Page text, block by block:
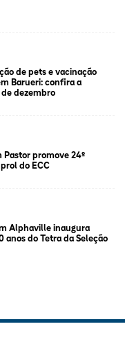
de pets e vacinação
Barueri: confira a
dezembro
Pastor promove 24º
do ECC
Alphaville inaugura
anos do Tetra da Seleção